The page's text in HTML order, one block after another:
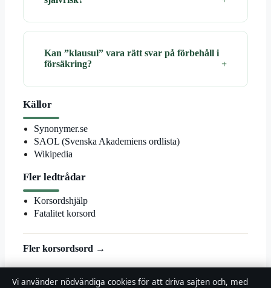
Kan ”klausul” vara rätt svar på förbehåll i
försäkring?
Källor
Synonymer.se
SAOL (Svenska Akademiens ordlista)
Wikipedia
Fler ledtrådar
Korsordshjälp
Fatalitet korsord
Fler korsordsord →
© 2026 Landsortstidningen
Vi använder nödvändiga cookies för att driva sajten och, med